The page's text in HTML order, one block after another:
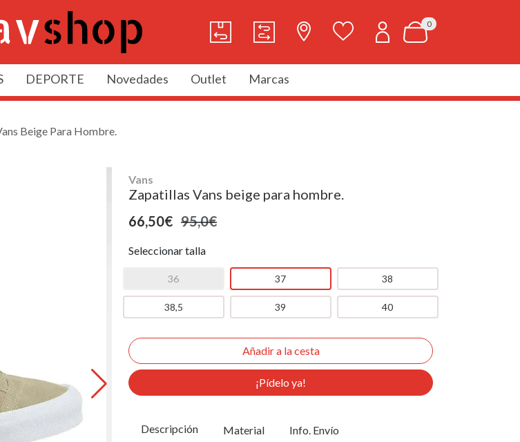
0
DEPORTE Novedades Outlet Marcas
Beige Para Hombre.
Vans
Zapatillas Vans beige para hombre.
66,50€ 95,0€
Seleccionar talla
36 37 38
38,5 39 40
¡Pídelo ya!
Descripción Material Info. Envío